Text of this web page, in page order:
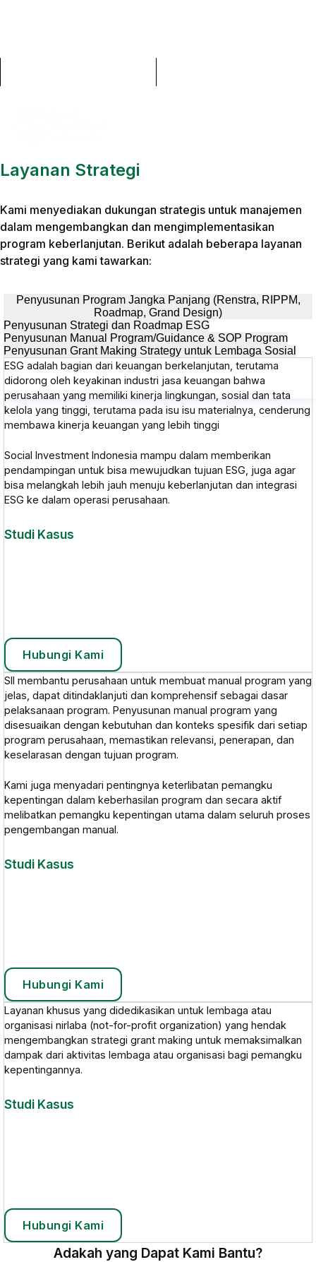
Social Investment Indonesia (SII) membantu perusahaan
Layanan Strategi
Kami menyediakan dukungan strategis untuk manajemen
dalam mengembangkan dan mengimplementasikan
program keberlanjutan. Berikut adalah beberapa layanan
strategi yang kami tawarkan:
Penyusunan Program Jangka Panjang (Renstra, RIPPM,
Roadmap, Grand Design)
Penyusunan Strategi dan Roadmap ESG
Penyusunan Manual Program/Guidance & SOP Program
Penyusunan Grant Making Strategy untuk Lembaga Sosial
ESG adalah bagian dari keuangan berkelanjutan, terutama
didorong oleh keyakinan industri jasa keuangan bahwa
perusahaan yang memiliki kinerja lingkungan, sosial dan tata
kelola yang tinggi, terutama pada isu isu materialnya, cenderung
membawa kinerja keuangan yang lebih tinggi
Social Investment Indonesia mampu dalam memberikan
pendampingan untuk bisa mewujudkan tujuan ESG, juga agar
bisa melangkah lebih jauh menuju keberlanjutan dan integrasi
ESG ke dalam operasi perusahaan.
Studi Kasus
Hubungi Kami
SII membantu perusahaan untuk membuat manual program yang
jelas, dapat ditindaklanjuti dan komprehensif sebagai dasar
pelaksanaan program. Penyusunan manual program yang
disesuaikan dengan kebutuhan dan konteks spesifik dari setiap
program perusahaan, memastikan relevansi, penerapan, dan
keselarasan dengan tujuan program.
Kami juga menyadari pentingnya keterlibatan pemangku
kepentingan dalam keberhasilan program dan secara aktif
melibatkan pemangku kepentingan utama dalam seluruh proses
pengembangan manual.
Studi Kasus
Hubungi Kami
Layanan khusus yang didedikasikan untuk lembaga atau
organisasi nirlaba (not-for-profit organization) yang hendak
mengembangkan strategi grant making untuk memaksimalkan
dampak dari aktivitas lembaga atau organisasi bagi pemangku
kepentingannya.
Studi Kasus
Hubungi Kami
Adakah yang Dapat Kami Bantu?